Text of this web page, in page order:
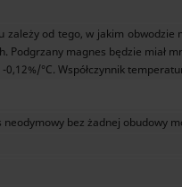
od tego, w jakim
magnes będzie miał
°C. Współczynnik
bez żadnej obudowy